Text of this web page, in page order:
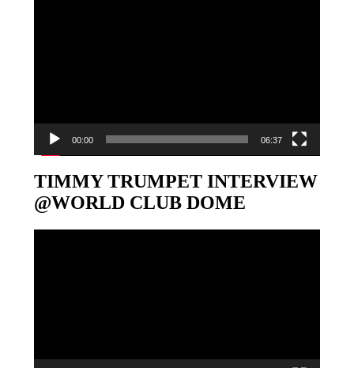
00:00 06:37
TIMMY TRUMPET INTERVIEW
@WORLD CLUB DOME